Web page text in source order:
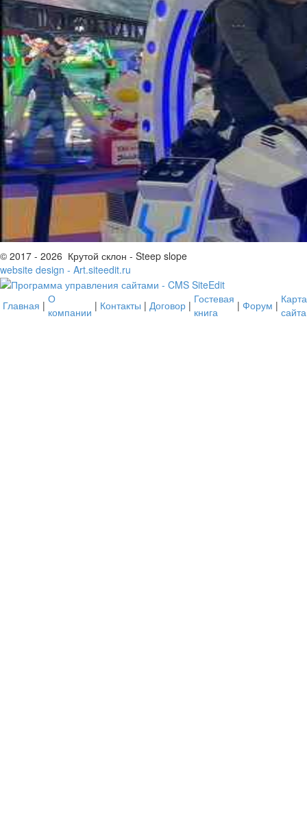
© 2017 - 2026 Крутой склон - Steep slope
website design - Art.siteedit.ru
Главная | О
компании | Контакты | Договор | Гостевая
книга
| Форум | Карта
сайта